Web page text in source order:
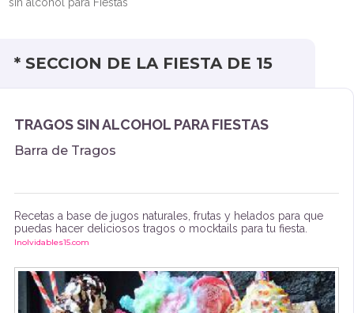
* SECCION DE LA FIESTA DE 15
TRAGOS SIN ALCOHOL PARA FIESTAS
Barra de Tragos
Recetas a base de jugos naturales, frutas y helados para que
puedas hacer deliciosos tragos o mocktails para tu fiesta.
Inolvidables15.com